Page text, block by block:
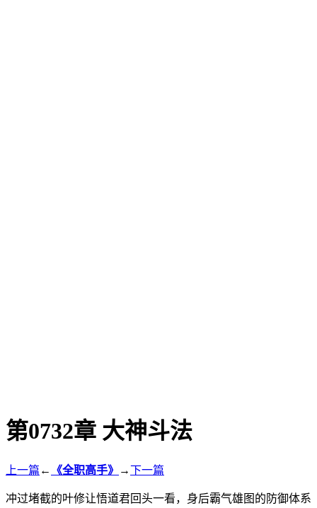
第0732章 大神斗法
上一篇 ← 《全职高手》 →下一篇
冲过堵截的叶修让悟道君回头一看，身后霸气雄图的防御体系